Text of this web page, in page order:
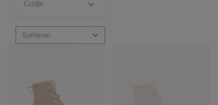
Größe
Sortieren